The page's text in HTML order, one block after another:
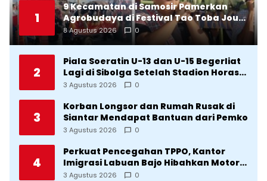
1
9 Kecamatan di Samosir Pamerkan
Agrobudaya di Festival Tao Toba Jou-
Jou 2026: Membranding Produk Lokal
agar Terkenal
8 Agustus 2026 0
2
Piala Soeratin U-13 dan U-15 Begerliat
Lagi di Sibolga Setelah Stadion Horas
Direvitalisasi Wali Kota
3 Agustus 2026 0
3
Korban Longsor dan Rumah Rusak di
Siantar Mendapat Bantuan dari Pemko
3 Agustus 2026 0
4
Perkuat Pencegahan TPPO, Kantor
Imigrasi Labuan Bajo Hibahkan Motor
Operasional ke Lima Desa di
3 Agustus 2026 0